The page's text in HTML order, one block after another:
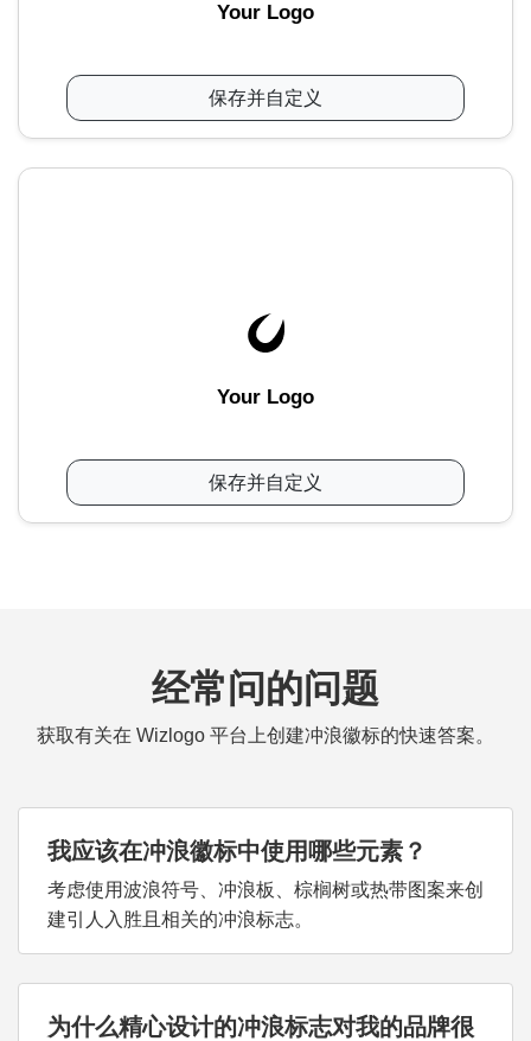
Your Logo
保存并自定义
Your Logo
保存并自定义
经常问的问题
获取有关在 Wizlogo 平台上创建冲浪徽标的快速答案。
我应该在冲浪徽标中使用哪些元素？
考虑使用波浪符号、冲浪板、棕榈树或热带图案来创
建引人入胜且相关的冲浪标志。
为什么精心设计的冲浪标志对我的品牌很